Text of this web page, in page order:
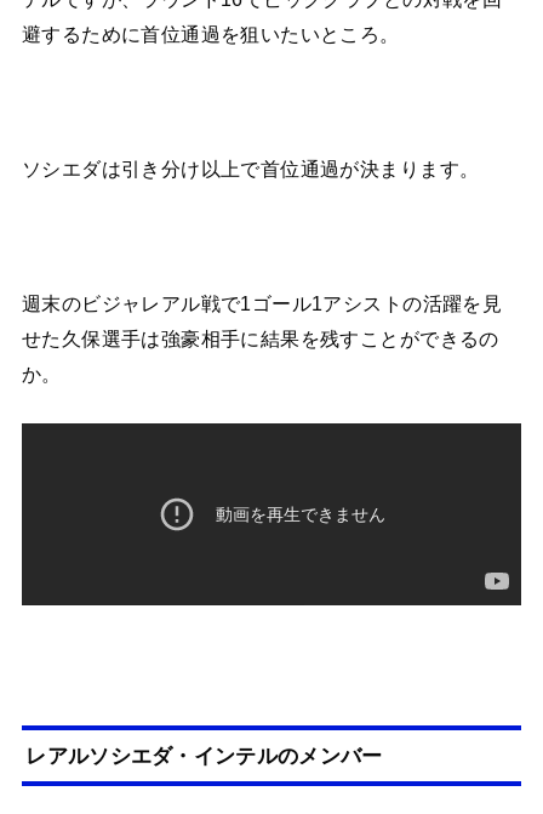
避するために首位通過を狙いたいところ。
ソシエダは引き分け以上で首位通過が決まります。
週末のビジャレアル戦で1ゴール1アシストの活躍を見
せた久保選手は強豪相手に結果を残すことができるの
か。
レアルソシエダ・インテルのメンバー